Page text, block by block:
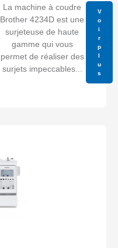
La machine à coudre
Brother 4234D est une
surjeteuse de haute
gamme qui vous
permet de réaliser des
surjets impeccables...
V
o
i
r
p
l
u
s